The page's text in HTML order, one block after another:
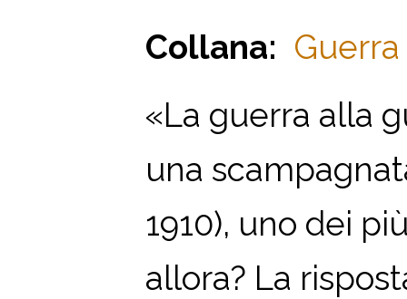
Collana:
«La guerra alla
una
1910), uno dei
allora? La